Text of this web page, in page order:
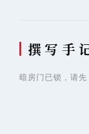
撰 写 手
暗房门已锁，请先